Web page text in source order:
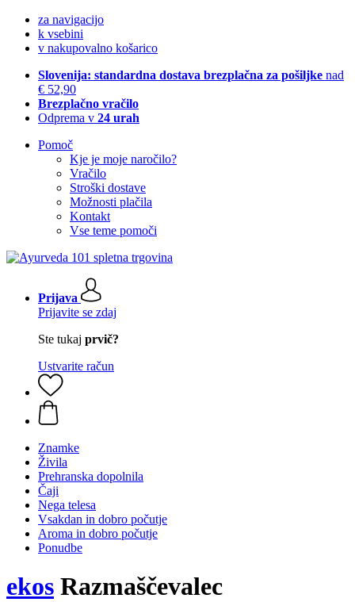
za navigacijo
k vsebini
v nakupovalno košarico
Slovenija: standardna dostava brezplačna za pošiljke nad
€ 52,90
Brezplačno vračilo
Odprema v 24 urah
Pomoč
Kje je moje naročilo?
Vračilo
Stroški dostave
Možnosti plačila
Kontakt
Vse teme pomoči
Prijava
Prijavite se zdaj
Ste tukaj prvič?
Ustvarite račun
Znamke
Živila
Prehranska dopolnila
Čaji
Nega telesa
Vsakdan in dobro počutje
Aroma in dobro počutje
Ponudbe
ekos Razmaščevalec